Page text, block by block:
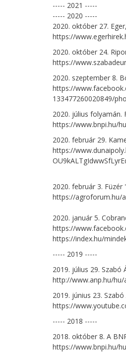
----- 2021 -----
----- 2020 -----
2020. október 27.
https://
2020. október 24.
https://
2020. szeptember 8.
https://
133477260020849/
2020. július folyamán.
https://www.bnpi.hu/
2020. február 29.
https://
2020. február 3.
https://agroforum.hu/
2020. január 5.
https://
https://index.hu/
----- 2019 -----
2019. július 29.
http://www.anp.hu/
2019. június 23.
https://
----- 2018 -----
2018. október 8. A
https://www.bnpi.hu/